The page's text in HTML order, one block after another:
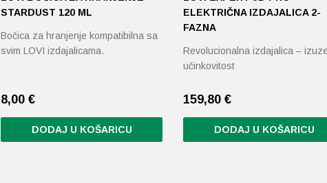
STARDUST 120 ML
Bočica za hranjenje kompatibilna sa
svim LOVI izdajalicama.
8,00 €
DODAJ U KOŠARICU
ELEKTRIČNA IZDAJALICA 2-
FAZNA
Revolucionalna izdajalica –
učinkovitost
159,80 €
DODAJ U KOŠARICU